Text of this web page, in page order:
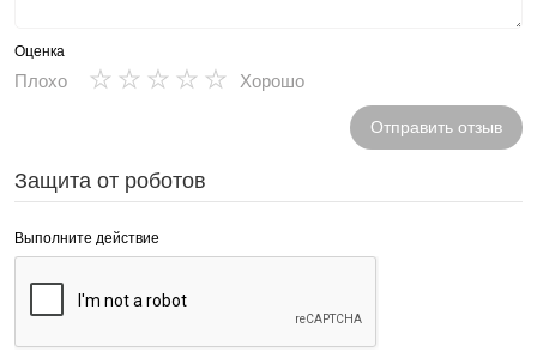
Оценка
Плохо ★
★
★
★
★ Хорошо
Отправить отзыв
Защита от роботов
Выполните действие